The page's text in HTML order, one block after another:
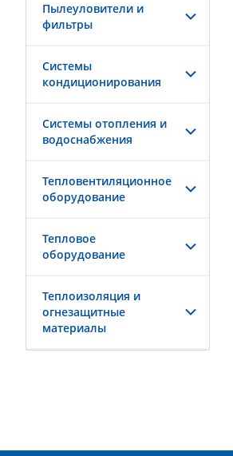
Пылеуловители и
фильтры
Системы
кондиционирования
Системы отопления и
водоснабжения
Тепловентиляционное
оборудование
Тепловое
оборудование
Теплоизоляция и
огнезащитные
материалы